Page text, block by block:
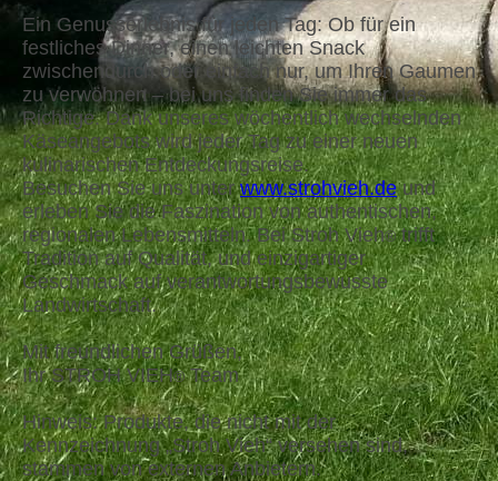
Ein Genusserlebnis für jeden Tag: Ob für ein
festliches Dinner, einen leichten Snack
zwischendurch oder einfach nur, um Ihren Gaumen
zu verwöhnen – bei uns finden Sie immer das
Richtige. Dank unseres wöchentlich wechselnden
Käseangebots wird jeder Tag zu einer neuen
kulinarischen Entdeckungsreise.
Besuchen Sie uns unterwww.strohvieh.deund
erleben Sie die Faszination von authentischen,
regionalen Lebensmitteln. Bei Stroh Vieh®trifft
Tradition auf Qualität, und einzigartiger
Geschmack auf verantwortungsbewusste
Landwirtschaft.
Mit freundlichen Grüßen,
Ihr STROH VIEH®Team
Hinweis: Produkte, die nicht mit der
Kennzeichnung „Stroh Vieh“ versehen sind,
stammen von externen Anbietern.